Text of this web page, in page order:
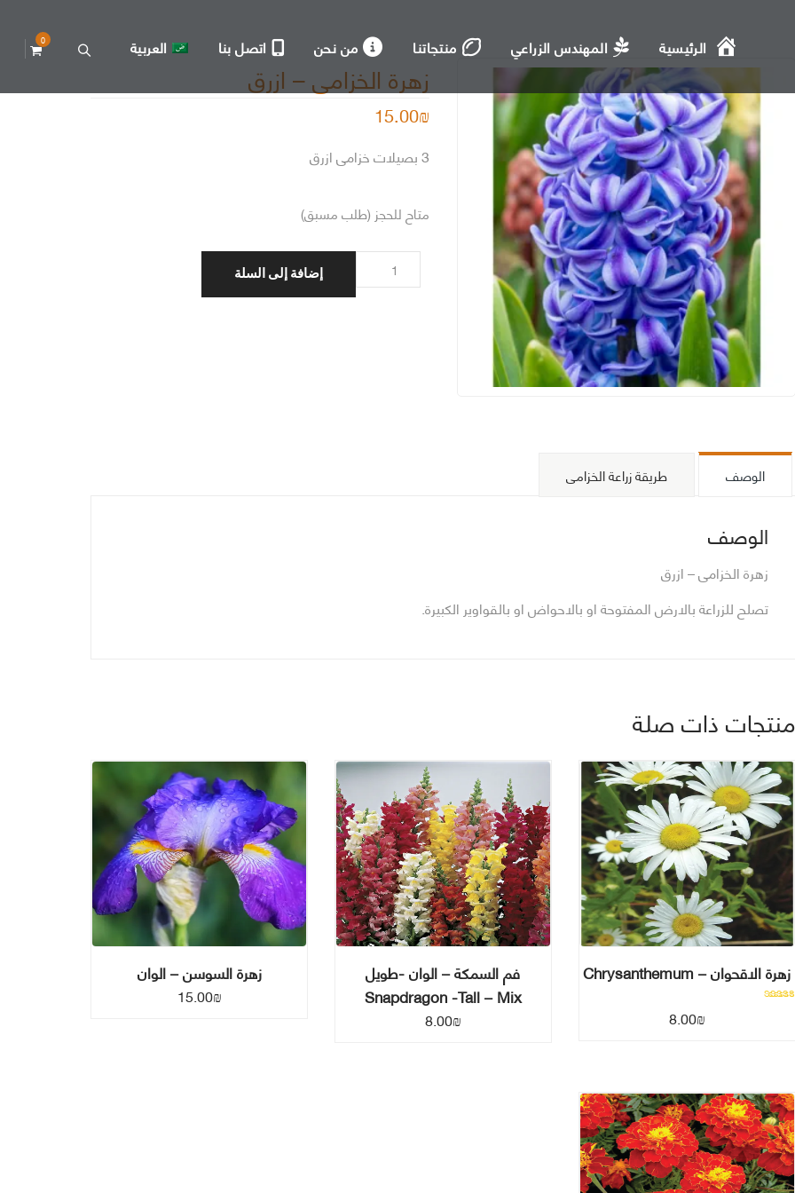
0 الرئيسية المهندس الزراعي منتجاتنا من نحن اتصل بنا العربية
زهرة الخزامى – ازرق
15.00₪
3 بصيلات خزامى ازرق
متاح للحجز (طلب مسبق)
كمية
زهرة
إضافة إلى السلة
الوصف طريقة زراعة الخزامى
الوصف
زهرة الخزامى – ازرق
تصلح للزراعة بالارض المفتوحة او بالاحواض او بالقواوير الكبيرة.
منتجات ذات صلة
زهرة الاقحوان – Chrysanthemum
8.00₪
فم السمكة – الوان -طويل
Snapdragon -Tall – Mix
8.00₪
زهرة السوسن – الوان
15.00₪